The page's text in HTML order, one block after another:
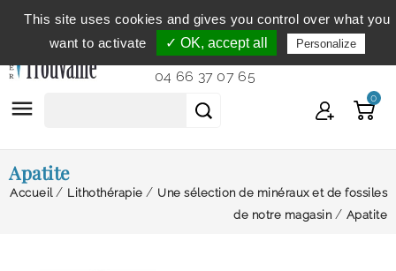
Service clientèle
du lundi au vendredi de 9h à 12h et
de 14h à 18h...
04 66 37 07 65
 0
Apatite
Accueil Lithothérapie
Une sélection de minéraux et de fossiles
de notre magasin
Apatite
This site uses cookies and gives you control over what you
want to activate
✓ OK, accept all Personalize